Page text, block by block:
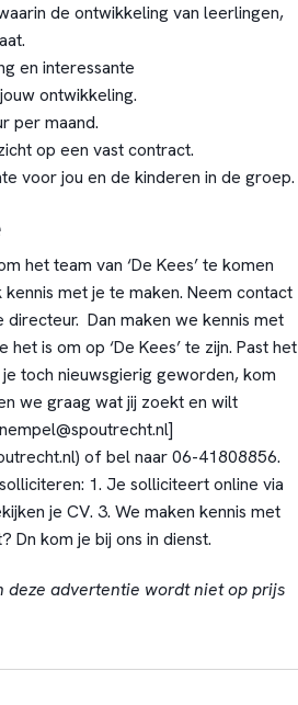
de ontwikkeling van leerlingen,
en interessante
ontwikkeling.
per maand.
op een vast contract.
voor jou en de kinderen in de groep.
het team van ‘De Kees’ te komen
met je te maken. Neem contact
Dan maken we kennis met
is om op ‘De Kees’ te zijn. Past het
toch nieuwsgierig geworden, kom
we graag wat jij zoekt en wilt
of bel naar 06-41808856.
1. Je solliciteert online via
je CV. 3. We maken kennis met
Dn kom je bij ons in dienst.
advertentie wordt niet op prijs